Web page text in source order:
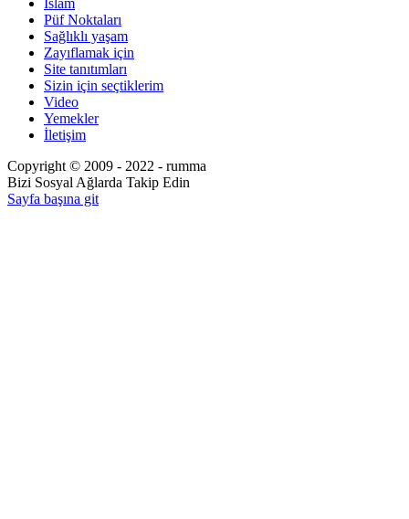
Püf Noktaları
Sağlıklı yaşam
Zayıflamak için
Site tanıtımları
Sizin için seçtiklerim
Video
Yemekler
İletişim
Copyright © 2009 - 2022 - rumma
Bizi Sosyal Ağlarda Takip Edin
Sayfa başına git